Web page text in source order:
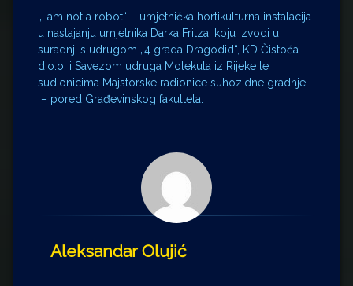
„I am not a robot“ – umjetnička hortikulturna instalacija
u nastajanju umjetnika Darka Fritza, koju izvodi u
suradnji s udrugom „4 grada Dragodid“, KD Čistoća
d.o.o. i Savezom udruga Molekula iz Rijeke te
sudionicima Majstorske radionice suhozidne gradnje
– pored Građevinskog fakulteta.
Aleksandar Olujić